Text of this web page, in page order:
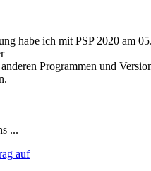
habe ich mit PSP 2020 am
Programmen und
...
auf